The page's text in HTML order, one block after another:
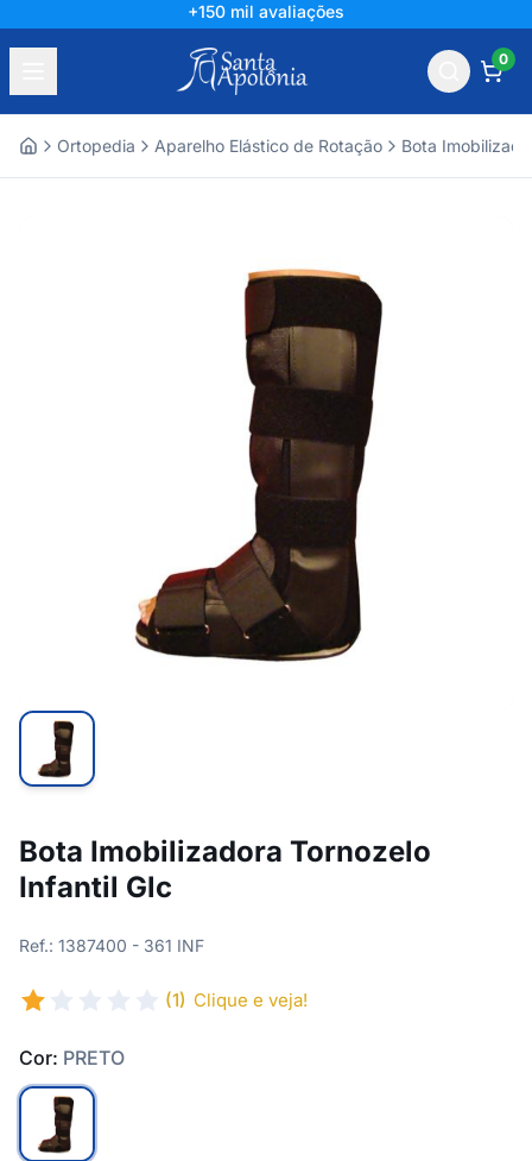
+150 mil avaliações
0
Ortopedia Aparelho Elástico de Rotação Bota
Bota Imobilizadora Tornozelo
Infantil Glc
Ref.: 1387400 - 361 INF
(1) Clique e veja!
Cor: PRETO